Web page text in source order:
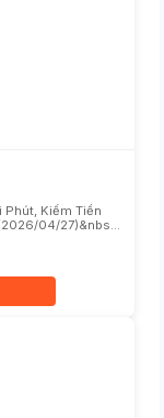
Phút, Kiếm Tiền
04/27)&nbsp;